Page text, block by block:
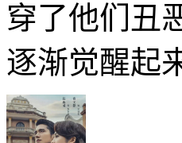
穿了他们丑
逐渐觉醒起